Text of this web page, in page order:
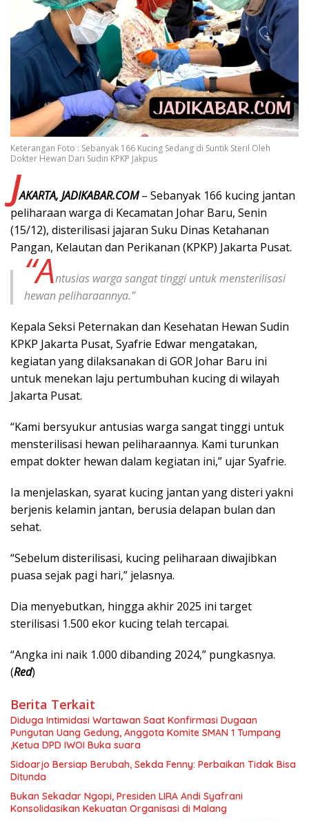
Keterangan Foto : Sebanyak 166 Kucing Sedang di Suntik Steril Oleh
Dokter Hewan Dari Sudin KPKP Jakpus
JAKARTA, JADIKABAR.COM – Sebanyak 166 kucing jantan
peliharaan warga di Kecamatan Johar Baru, Senin
(15/12), disterilisasi jajaran Suku Dinas Ketahanan
Pangan, Kelautan dan Perikanan (KPKP) Jakarta Pusat.
“Antusias warga sangat tinggi untuk mensterilisasi
hewan peliharaannya.”
Kepala Seksi Peternakan dan Kesehatan Hewan Sudin
KPKP Jakarta Pusat, Syafrie Edwar mengatakan,
kegiatan yang dilaksanakan di GOR Johar Baru ini
untuk menekan laju pertumbuhan kucing di wilayah
Jakarta Pusat.
“Kami bersyukur antusias warga sangat tinggi untuk
mensterilisasi hewan peliharaannya. Kami turunkan
empat dokter hewan dalam kegiatan ini,” ujar Syafrie.
Ia menjelaskan, syarat kucing jantan yang disteri yakni
berjenis kelamin jantan, berusia delapan bulan dan
sehat.
“Sebelum disterilisasi, kucing peliharaan diwajibkan
puasa sejak pagi hari,” jelasnya.
Dia menyebutkan, hingga akhir 2025 ini target
sterilisasi 1.500 ekor kucing telah tercapai.
“Angka ini naik 1.000 dibanding 2024,” pungkasnya.
(Red)
Berita Terkait
Diduga Intimidasi Wartawan Saat Konfirmasi Dugaan
Pungutan Uang Gedung, Anggota Komite SMAN 1 Tumpang
,Ketua DPD IWOI Buka suara
Sidoarjo Bersiap Berubah, Sekda Fenny: Perbaikan Tidak Bisa
Ditunda
Bukan Sekadar Ngopi, Presiden LIRA Andi Syafrani
Konsolidasikan Kekuatan Organisasi di Malang